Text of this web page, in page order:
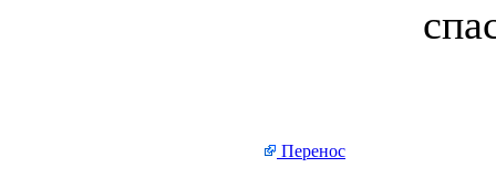
Перенос